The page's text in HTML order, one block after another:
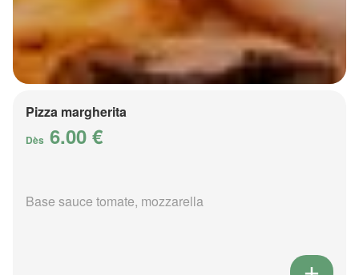
Pizza margherita
Dès 6.00 €
Base sauce tomate, mozzarella